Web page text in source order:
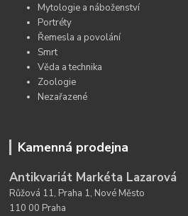
Mytologie a náboženství
Portréty
Řemesla a povolání
Smrt
Věda a technika
Zoologie
Nezařazené
Kamenná prodejna
Antikvariát Markéta Lazarová
Růžová 11, Praha 1, Nové Město
110 00 Praha